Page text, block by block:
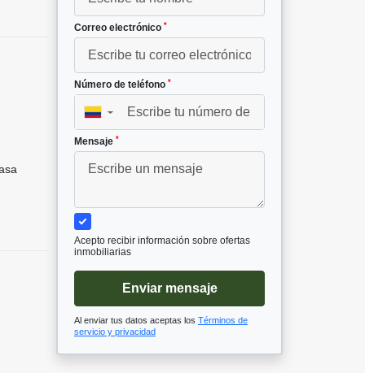
Correo electrónico *
Número de teléfono *
▼
Mensaje *
Acepto recibir información sobre ofertas
inmobiliarias
Enviar mensaje
Al enviar tus datos aceptas los Términos de
servicio y privacidad